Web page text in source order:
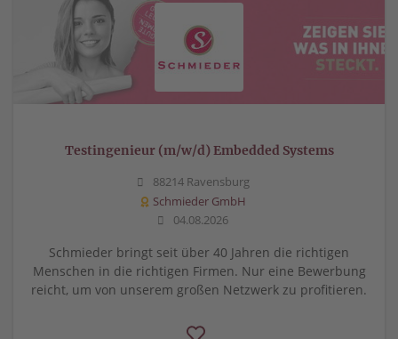
Testingenieur (m/w/d) Embedded Systems
88214 Ravensburg
Schmieder GmbH
04.08.2026
Schmieder bringt seit über 40 Jahren die richtigen
Menschen in die richtigen Firmen. Nur eine Bewerbung
reicht, um von unserem großen Netzwerk zu profitieren.